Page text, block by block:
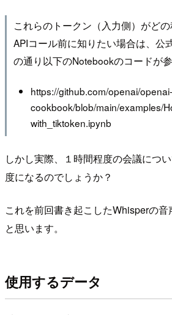
これらのトークン（入力側）がど
APIコール前に知りたい場合は、公
の通り以下のNotebookのコードが
https://github.com/openai/openai-
cookbook/blob/main/examples/
with_tiktoken.ipynb
しかし実際、１時間程度の会議につ
度になるのでしょうか？
これを前回書き起こしたWhisperの音
と思います。
使用するデータ